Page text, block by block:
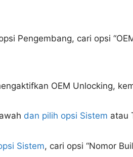
Pengembang, cari opsi
OEM Unlocking,
dan pilih opsi Sistem atau
Sistem, cari opsi “Nomor